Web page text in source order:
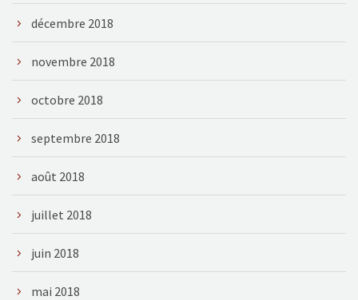
décembre 2018
novembre 2018
octobre 2018
septembre 2018
août 2018
juillet 2018
juin 2018
mai 2018